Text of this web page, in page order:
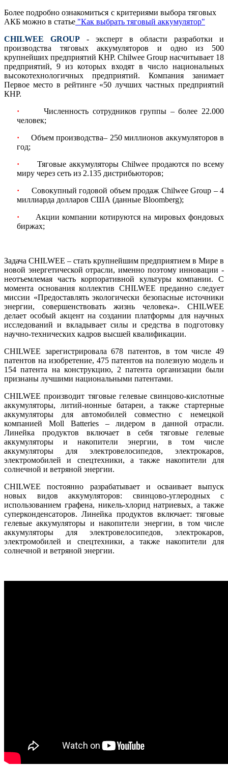
Более подробно ознакомиться с критериями выбора тяговых
АКБ можно в статье "Как выбрать тяговый аккумулятор"
CHILWEE GROUP - эксперт в области разработки и
производства тяговых аккумуляторов и одно из 500
крупнейших предприятий КНР. Chilwee Group насчитывает 18
предприятий, 9 из которых входят в число национальных
высокотехнологичных предприятий. Компания занимает
Первое место в рейтинге «50 лучших частных предприятий
КНР.
·
Численность сотрудников группы – более 22.000
человек;
·
Объем производства– 250 миллионов аккумуляторов в
год;
·
Тяговые аккумуляторы Chilwee продаются по всему
миру через сеть из 2.135 дистрибьюторов;
·
Совокупный годовой объем продаж Chilwee Group – 4
миллиарда долларов США (данные Bloomberg);
·
Акции компании котируются на мировых фондовых
биржах;
Задача CHILWEE – стать крупнейшим предприятием в Мире в
новой энергетической отрасли, именно поэтому инновации -
неотъемлемая часть корпоративной культуры компании. С
момента основания коллектив CHILWEE преданно следует
миссии «Предоставлять экологически безопасные источники
энергии, совершенствовать жизнь человека». CHILWEE
делает особый акцент на создании платформы для научных
исследований и вкладывает силы и средства в подготовку
научно-технических кадров высшей квалификации.
CHILWEE зарегистрировала 678 патентов, в том числе 49
патентов на изобретение, 475 патентов на полезную модель и
154 патента на конструкцию, 2 патента организации были
признаны лучшими национальными патентами.
CHILWEE производит тяговые гелевые свинцово-кислотные
аккумуляторы, литий-ионные батареи, а также стартерные
аккумуляторы для автомобилей совместно с немецкой
компанией Moll Batteries – лидером в данной отрасли.
Линейка продуктов включает в себя тяговые гелевые
аккумуляторы и накопители энергии, в том числе
аккумуляторы для электровелосипедов, электрокаров,
электромобилей и спецтехники, а также накопители для
солнечной и ветряной энергии.
CHILWEE постоянно разрабатывает и осваивает выпуск
новых видов аккумуляторов: свинцово-углеродных с
использованием графена, никель-хлорид натриевых, а также
суперконденсаторов. Линейка продуктов включает: тяговые
гелевые аккумуляторы и накопители энергии, в том числе
аккумуляторы для электровелосипедов, электрокаров,
электромобилей и спецтехники, а также накопители для
солнечной и ветряной энергии.